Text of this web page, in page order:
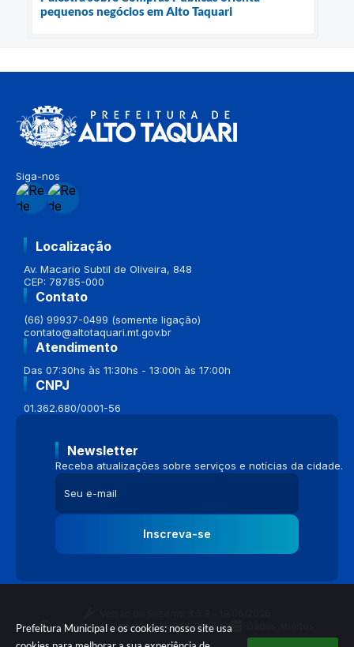
Prefeitura Municipal e os cookies: nosso site usa
pequenos negócios em Alto Taquari
Siga-nos
Localização
Av. Macario Subtil de Oliveira, 848
CEP: 78785-000
Contato
(66) 99937-0499 (somente ligação)
contato@altotaquari.mt.gov.br
Atendimento
Das 07:30hs às 11:30hs - 13:00h às 17:00h
CNPJ
01.362.680/0001-56
Newsletter
Receba atualizações sobre serviços e notícias da cidade.
Inscreva-se
Portal atualizado em:04/08/2026 16:58